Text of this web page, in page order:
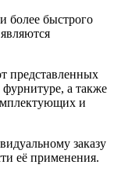
более быстрого
представленных
фурнитуре, а также
и
заказу
её применения.